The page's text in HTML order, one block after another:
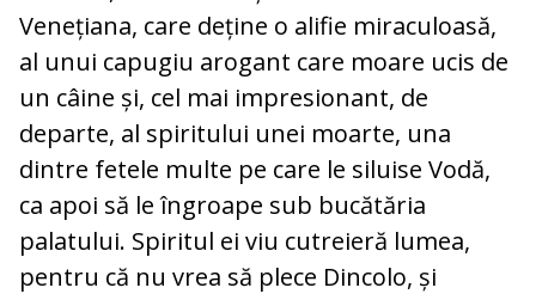
Venețiana, care deține o alifie miraculoasă,
al unui capugiu arogant care moare ucis de
un câine și, cel mai impresionant, de
departe, al spiritului unei moarte, una
dintre fetele multe pe care le siluise Vodă,
ca apoi să le îngroape sub bucătăria
palatului. Spiritul ei viu cutreie­ră lumea,
pentru că nu vrea să plece Dincolo, și